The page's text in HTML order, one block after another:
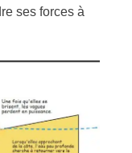
ses forces à